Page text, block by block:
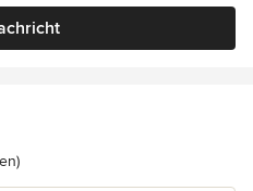
von 5 Sternen